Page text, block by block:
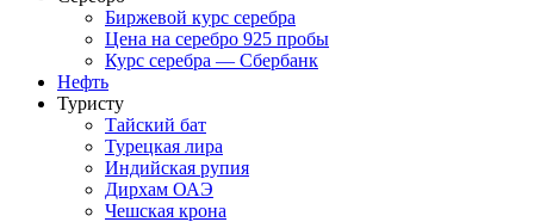
Биржевой курс серебра
Цена на серебро 925 пробы
Курс серебра — Сбербанк
Нефть
Туристу
Тайский бат
Турецкая лира
Индийская рупия
Дирхам ОАЭ
Чешская крона